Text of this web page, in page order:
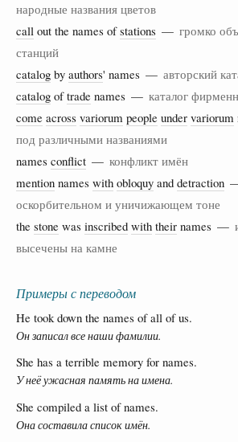
народные названия цветов
call out the names ofstations — громко
станций
catalog by authors' names — авторский
catalog oftrade names — каталог
come across variorum people under variorum
под различными названиями
names conflict — конфликт имён
mention names with obloquy and detraction
оскорбительном и уничижающем тоне
the stone was inscribed with their names —
высечены на камне
Примеры с переводом
He took down the names of all of us.
Он записал все наши фамилии.
She has a terrible memory for names.
У неё ужасная память на имена.
She compiled a list of names.
Она составила список имён.